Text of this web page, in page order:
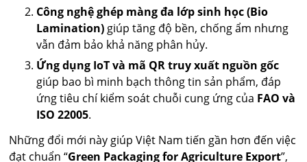
Công nghệ ghép màng đa lớp sinh học (Bio
Lamination) giúp tăng độ bền, chống ẩm nhưng
vẫn đảm bảo khả năng phân hủy.
Ứng dụng IoT và mã QR truy xuất nguồn gốc
giúp bao bì minh bạch thông tin sản phẩm, đáp
ứng tiêu chí kiểm soát chuỗi cung ứng của FAO và
ISO 22005.
Những đổi mới này giúp Việt Nam tiến gần hơn đến việc
đạt chuẩn “Green Packaging for Agriculture Export”,